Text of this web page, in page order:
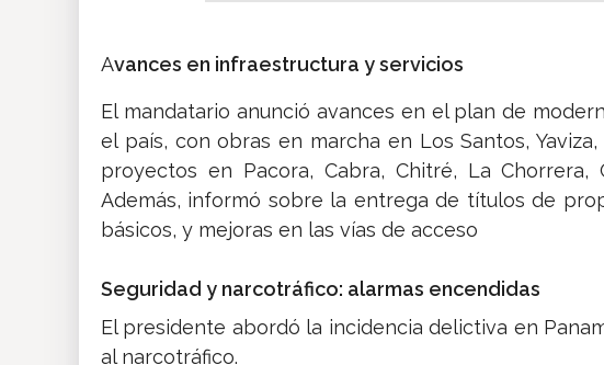
Avances en infraestructura y servicios
El mandatario anunció avances en el plan de
el país, con obras en marcha en Los Santos,
proyectos en Pacora, Cabra, Chitré, La Chorrera,
Además, informó sobre la entrega de títulos de
básicos, y mejoras en las vías de acceso
Seguridad y narcotráfico: alarmas encendidas
El presidente abordó la incidencia delictiva en
al narcotráfico.